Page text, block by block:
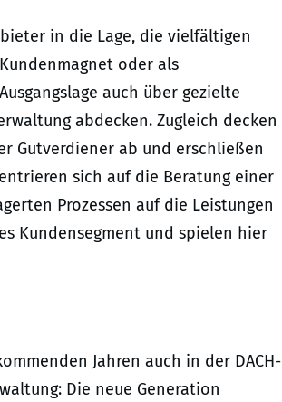
in die Lage, die vielfältigen
oder als
auch über gezielte
abdecken. Zugleich decken
Gutverdiener ab und erschließen
sich auf die Beratung einer
Prozessen auf die Leistungen
Kundensegment und spielen hier
Jahren auch in der DACH-
Die neue Generation